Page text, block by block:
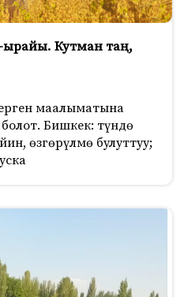
ырайы. Кутман таң,
маалыматына
Бишкек: түндө
өзгөрүлмө булуттуу;